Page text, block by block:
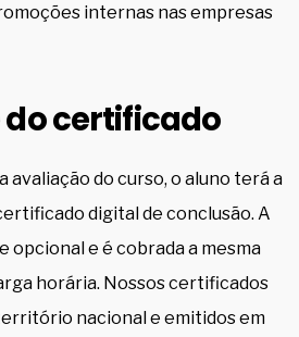
internas nas empresas
certificado
avaliação do curso, o aluno terá a
digital de conclusão. A
opcional e é cobrada a mesma
horária. Nossos certificados
nacional e emitidos em